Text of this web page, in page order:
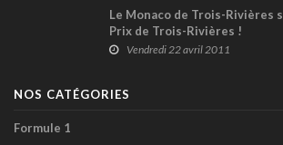
Le Monaco de Trois-Rivières
Prix de Trois-Rivières !
Vendredi 22 avril 2011
NOS CATÉGORIES
Formule 1